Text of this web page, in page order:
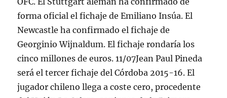
forma oficial el fichaje de Emiliano Insúa. El
Newcastle ha confirmado el fichaje de
Georginio Wijnaldum. El fichaje rondaría los
cinco millones de euros. 11/07Jean Paul Pineda
será el tercer fichaje del Córdoba 2015-16. El
jugador chileno llega a coste cero, procedente